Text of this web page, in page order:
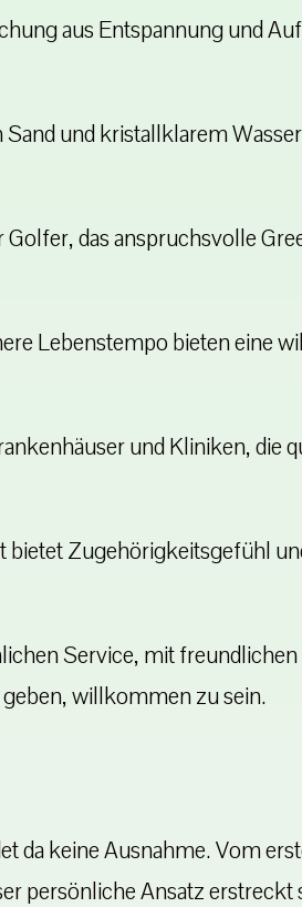
aus Entspannung und
und kristallklarem
das anspruchsvolle
Lebenstempo bieten eine
und Kliniken, die
bietet Zugehörigkeitsgefühl
Service, mit freundlichen
willkommen zu sein.
da keine Ausnahme. Vom
persönliche Ansatz erstreckt